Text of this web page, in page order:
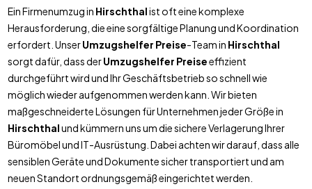
Ein Firmenumzug in Hirschthalist oft eine komplexe
Herausforderung, die eine sorgfältige Planung und Koordination
erfordert. UnserUmzugshelfer Preise-Team in Hirschthal
sorgt dafür, dass derUmzugshelfer Preiseeffizient
durchgeführt wird und Ihr Geschäftsbetrieb so schnell wie
möglich wieder aufgenommen werden kann. Wir bieten
maßgeschneiderte Lösungen für Unternehmen jeder Größe in
Hirschthalund kümmern uns um die sichere Verlagerung Ihrer
Büromöbel und IT-Ausrüstung. Dabei achten wir darauf, dass alle
sensiblen Geräte und Dokumente sicher transportiert und am
neuen Standort ordnungsgemäß eingerichtet werden.